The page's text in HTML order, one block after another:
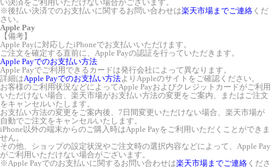
い決済をご利用いただけない場合がございます。
※後払い決済でのお支払いに関するお問い合わせは楽天市場までご連絡 くだ
さい。
Apple Pay
【備考】
Apple Payに対応したiPhoneでお支払いいただけます。
ご注文を確定する直前に、Apple Payの認証を行っていただきます。
Apple Payでのお支払い方法
Apple Payでご利用できるカードは発行会社によって異なります。
詳細はApple Payでのお支払い方法よりAppleのサイトをご確認ください。
お客様のご利用状況などによってApple Payおよびクレジットカードがご利用
いただけない場合、楽天市場がお支払い方法の変更をご案内、またはご注文
をキャンセルいたします。
お支払い方法の変更をご案内後、7日間変更いただけない場合、楽天市場が
自動でご注文をキャンセルいたします。
iPhone以外の端末からのご購入時はApple Payをご利用いただくことができま
せん。
その他、ショップの設定状況やご注文時の選択内容などによって、Apple Pay
がご利用いただけない場合がございます。
※Apple Payでのお支払いに関するお問い合わせは楽天市場までご連絡 くださ